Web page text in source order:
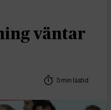
väntar
3 min lästid